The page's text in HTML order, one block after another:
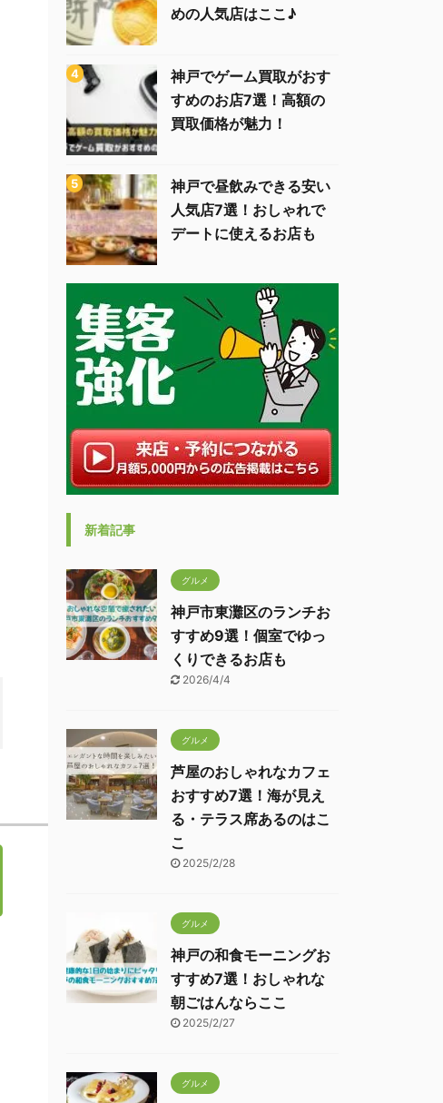
めの人気店はここ♪
神戸でゲーム買取がおす
すめのお店7選！高額の
買取価格が魅力！
神戸で昼飲みできる安い
人気店7選！おしゃれで
デートに使えるお店も
新着記事
グルメ
神戸市東灘区のランチお
すすめ9選！個室でゆっ
くりできるお店も
2026/4/4
グルメ
芦屋のおしゃれなカフェ
おすすめ7選！海が見え
る・テラス席あるのはこ
こ
2025/2/28
グルメ
神戸の和食モーニングお
すすめ7選！おしゃれな
朝ごはんならここ
2025/2/27
グルメ